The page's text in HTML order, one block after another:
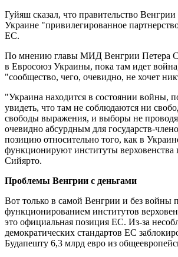
Гуйяш сказал, что правительство
Украине "привилегированное
ЕС.
По мнению главы МИД Венгрии Петера
в Евросоюз Украины, пока там идет
"сообщество, чего, очевидно, не хочет
"Украина находится в состоянии войны,
увидеть, что там не соблюдаются ни
свободы выражения, и выборы не
очевидно абсурдным для государств-
позицию относительно того, как в
функционируют институты верховенства
Сийярто.
Проблемы Венгрии с деньгами
Вот только в самой Венгрии и без войны
функционированием институтов
это официальная позиция ЕС. Из-за
демократических стандартов ЕС
Будапешту 6,3 млрд евро из